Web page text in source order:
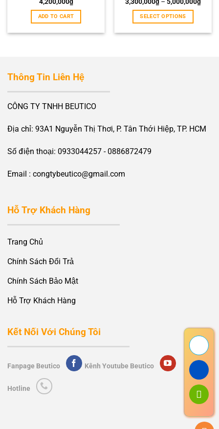
ADD TO CART SELECT OPTIONS
Thông Tin Liên Hệ
CÔNG TY TNHH BEUTICO
Địa chỉ: 93A1 Nguyễn Thị Thơi, P. Tân Thới Hiệp, TP. HCM
Số điện thoại: 0933044257 - 0886872479
Email : congtybeutico@gmail.com
Hỗ Trợ Khách Hàng
Trang Chủ
Chính Sách Đổi Trả
Chính Sách Bảo Mật
Hỗ Trợ Khách Hàng
Kết Nối Với Chúng Tôi
Fanpage Beutico Kênh Youtube Beutico
Hotline